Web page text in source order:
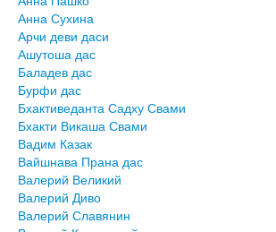
Анна Сухина
Арчи деви даси
Ашутоша дас
Баладев дас
Бурфи дас
Бхактиведанта Садху Свами
Бхакти Викаша Свами
Вадим Казак
Вайшнава Прана дас
Валерий Великий
Валерий Диво
Валерий Славянин